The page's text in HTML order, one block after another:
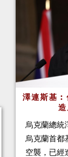
澤連斯基
烏克蘭總統
烏克蘭首都
空襲，已經